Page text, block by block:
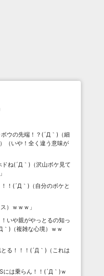
ウの先端！？(´Д｀)（細
（いや！全く違う意味が
ね(´Д｀)（沢山ボケ見て
」
！(´Д｀)（自分のボケと
）ｗｗｗ 」
いや親がやっとるの知っ
)（複雑な心境）ｗｗ
る！！！(´Д｀)（これは
には乗らん！！(´Д｀)ｗ